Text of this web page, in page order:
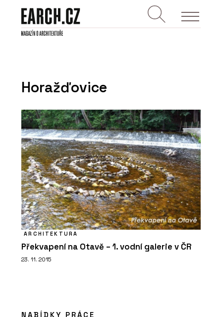
Horažďovice
ARCHITEKTURA
Překvapení na Otavě – 1. vodní galerie v ČR
23. 11. 2015
NABÍDKY PRÁCE